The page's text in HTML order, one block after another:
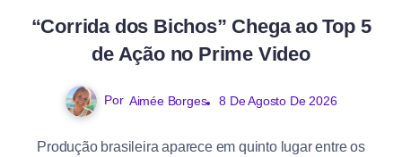
“Corrida dos Bichos” Chega ao Top 5
de Ação no Prime Video
Por Aimée Borges 8 De Agosto De 2026
Produção brasileira aparece em quinto lugar entre os